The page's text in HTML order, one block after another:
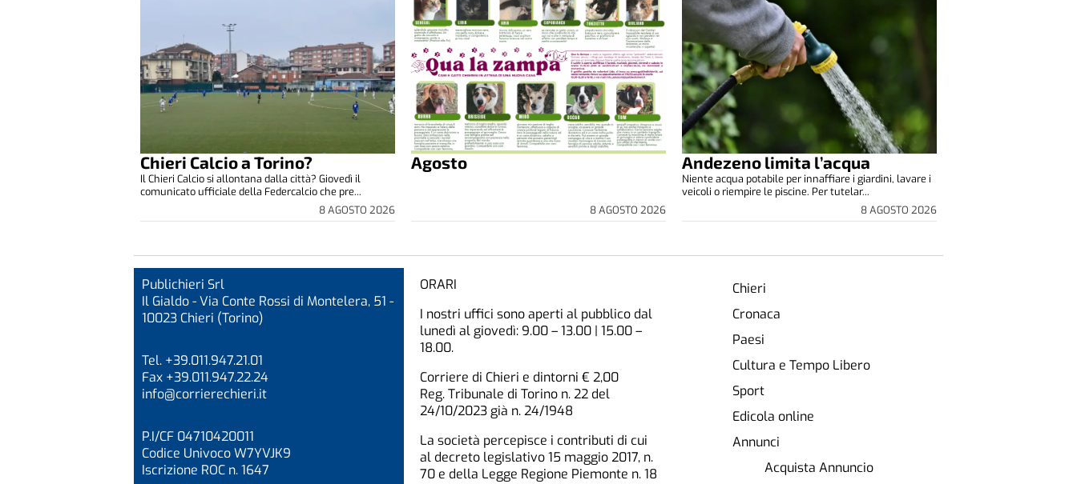
Chieri Calcio a Torino?
8 AGOSTO 2026
Il Chieri Calcio si allontana dalla città? Giovedì il
comunicato ufficiale della Federcalcio che pre...
Agosto
8 AGOSTO 2026
Andezeno limita l’acqua
8 AGOSTO 2026
Niente acqua potabile per innaffiare i giardini, lavare i
veicoli o riempire le piscine. Per tutelar...
Publichieri Srl
Il Gialdo - Via Conte Rossi di Montelera, 51 -
10023 Chieri (Torino)
Tel. +39.011.947.21.01
Fax +39.011.947.22.24
info@corrierechieri.it
P.I/CF 04710420011
Codice Univoco W7YVJK9
Iscrizione ROC n. 1647
ORARI
I nostri uffici sono aperti al pubblico dal
lunedì al giovedì: 9.00 – 13.00 | 15.00 –
18.00.
Corriere di Chieri e dintorni € 2,00
Reg. Tribunale di Torino n. 22 del
24/10/2023 già n. 24/1948
La società percepisce i contributi di cui
al decreto legislativo 15 maggio 2017, n.
70 e della Legge Regione Piemonte n. 18
Chieri
Cronaca
Paesi
Cultura e Tempo Libero
Sport
Edicola online
Annunci
Acquista Annuncio